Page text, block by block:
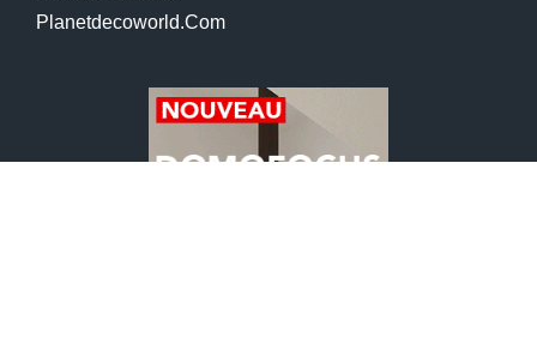
Planetdecoworld.com